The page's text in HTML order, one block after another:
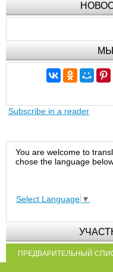
Subscribe in a reader
You are welcome to
chose the language
Select Language ▼
ПРЕДВАРИТЕЛЬНЫЙ